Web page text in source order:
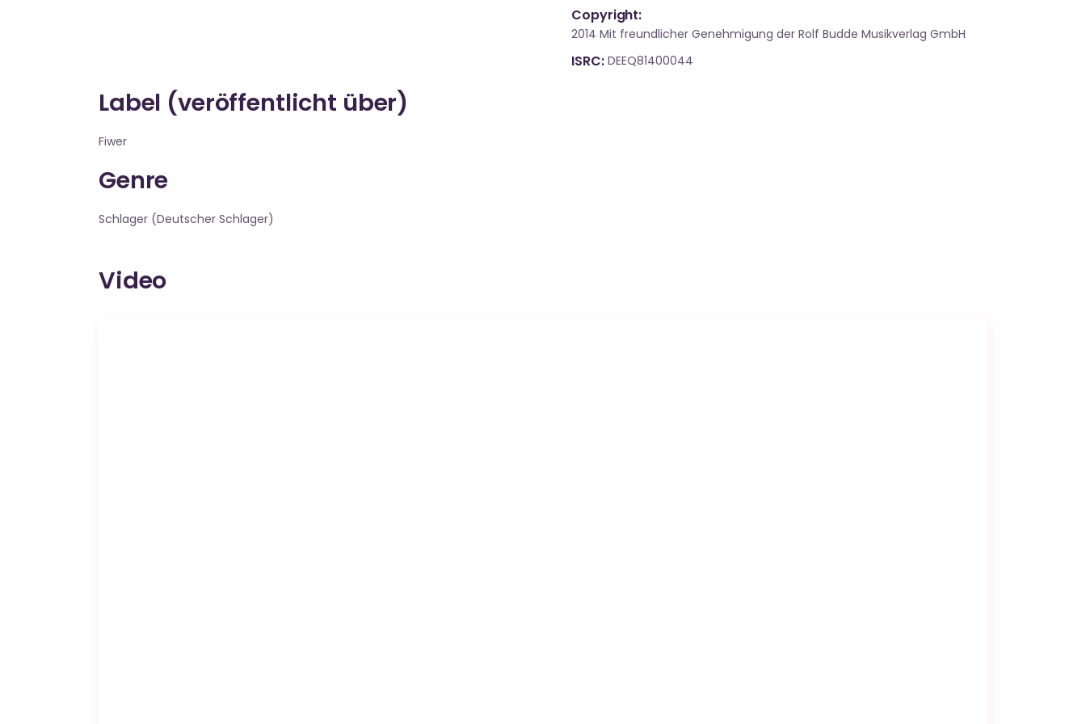
Copyright:
2014 Mit freundlicher Genehmigung der Rolf Budde Musikverlag GmbH
ISRC DEEQ81400044
Label (veröffentlicht über)
Fiwer
Genre
Schlager (Deutscher Schlager)
Video